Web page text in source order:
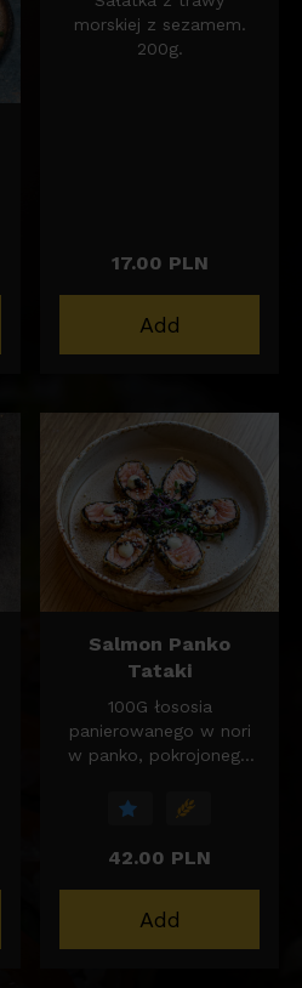
morskiej z sezamem.
200g.
17.00 PLN
Add
Salmon Panko
Tataki
100G łososia
panierowanego w nori
w panko, pokrojonego
kiełkami oraz z
sosu sojowego oraz
42.00 PLN
Add